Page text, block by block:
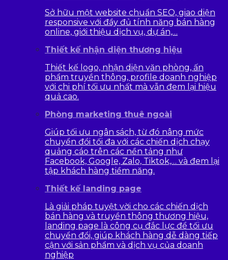
Sở hữu một website chuẩn SEO, giao diện
responsive với đầy đủ tính năng bán hàng
online, giới thiệu dịch vụ, dự án,…
Thiết kế nhận diện thương hiệu
Thiết kế logo, nhận diện văn phòng, ấn
phẩm truyền thông, profile doanh nghiệp
với chi phí tối ưu nhất mà vẫn đem lại hiệu
quả cao.
Phòng marketing thuê ngoài
Giúp tối ưu ngân sách, từ đó nâng mức
chuyển đổi tối đa với các chiến dịch chạy
quảng cáo trên các nền tảng như
Facebook, Google, Zalo, Tiktok,… và đem lại
tập khách hàng tiềm năng.
Thiết kế landing page
Là giải pháp tuyệt vời cho các chiến dịch
bán hàng và truyền thông thương hiệu,
landing page là công cụ đắc lực để tối ưu
chuyển đổi, giúp khách hàng dễ dàng tiếp
cận với sản phẩm và dịch vụ của doanh
nghiệp